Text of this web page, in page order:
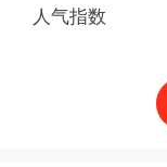
人气指数